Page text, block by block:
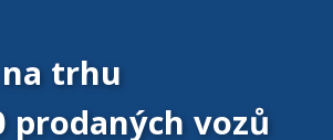
trhu
prodaných vozů